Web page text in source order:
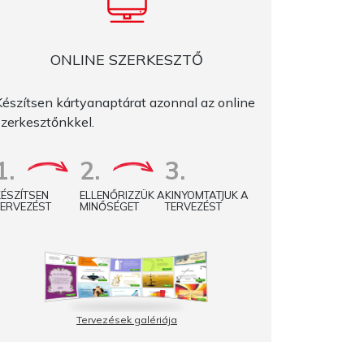
ONLINE SZERKESZTŐ
kártyanaptárat azonnal az online
2.
ELLENŐRIZZÜK A
MINŐSÉGET
3.
KINYOMTATJUK A
TERVEZÉST
Tervezések galériája